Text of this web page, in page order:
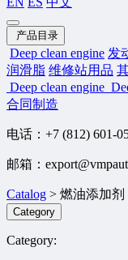
产品目录
Deep clean engine 发
润滑脂 维修站用品
Deep clean engine
合同制造
电话：+7 (812) 601-
邮箱：
Catalog > 燃油添加剂
Category
Category: